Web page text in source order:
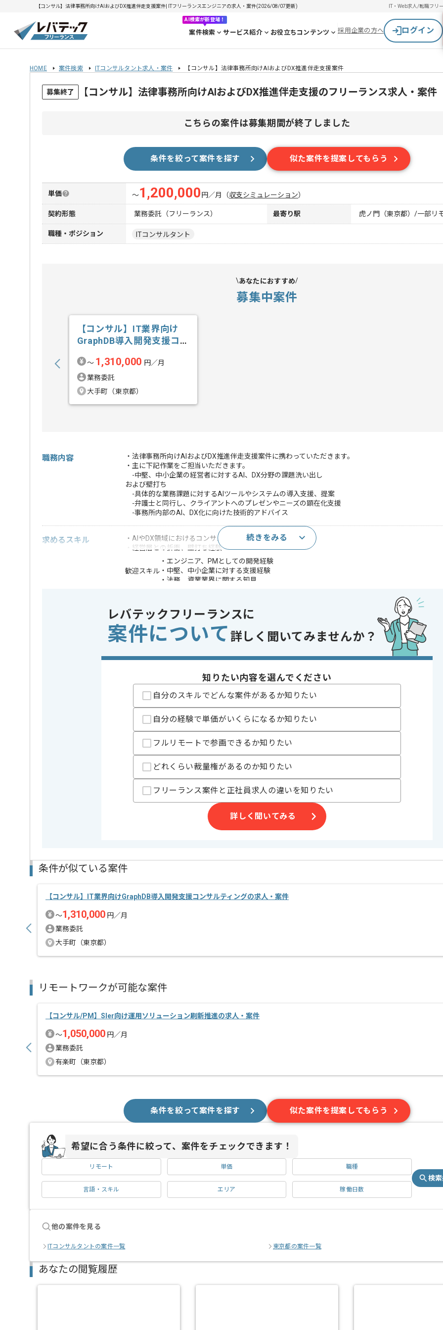
【コンサル】法律事務所向けAIおよびDX推進伴走支援案件| ITフリーランスエンジニアの求人・案件(2026/08/07更新) IT・Web求人/転職フリ
AI検索が新登場！
案件検索 サービス紹介 お役立ちコンテンツ 採用企業の方へ ログイン
HOME 案件検索 ITコンサルタント求人・案件 【コンサル】法律事務所向けAIおよびDX推進伴走支援案件
募集終了 【コンサル】法律事務所向けAIおよびDX推進伴走支援のフリーランス求人・案件
こちらの案件は募集期間が終了しました
条件を絞って案件を探す 似た案件を提案してもらう
単価 〜1,200,000 円／月 （収支シミュレーション）
契約形態 業務委託（フリーランス） 最寄り駅 虎ノ門（東京都）/一部リ
職種・ポジション ITコンサルタント
あなたにおすすめ
募集中案件
【コンサル】IT業界向け
GraphDB導入開発支援コン
〜 1,310,000 円／月
業務委託
大手町（東京都）
職務内容
・法律事務所向けAIおよびDX推進伴走支援案件に携わっていただきます。
・主に下記作業をご担当いただきます。
-中堅、中小企業の経営者に対するAI、DX分野の課題洗い出し
および壁打ち
-具体的な業務課題に対するAIツールやシステムの導入支援、提案
-弁護士と同行し、クライアントへのプレゼンやニーズの顕在化支援
-事務所内部のAI、DX化に向けた技術的アドバイス
求めるスキル
・AIやDX領域におけるコンサルティング経験
・経営層との折衝、壁打ち経験
歓迎スキル
・エンジニア、PMとしての開発経験
・中堅、中小企業に対する支援経験
・法務、資業業界に関する知見
この案件のポイント 特徴
20代活躍中 , 30代活躍中 , 40代活躍中 , 長期プロジェクト , 急募 , BtoB向け , 新技術
日から可能
15日
法律事務所の運営事業を展開している企業でございます。
今回は法律事務所向けAIおよびDX推進伴走支援案件
コンサルとしての実務経験を活かしたい方にお勧めです。
基本的には一部リモートでの作業を見込んでおります。
続きをみる
レバテックフリーランスに
案件について 詳しく聞いてみませんか？
知りたい内容を選んでください
自分のスキルでどんな案件があるか知りたい
自分の経験で単価がいくらになるか知りたい
フルリモートで参画できるか知りたい
どれくらい裁量権があるのか知りたい
フリーランス案件と正社員求人の違いを知りたい
詳しく聞いてみる
条件が似ている案件
【コンサル】IT業界向けGraphDB導入開発支援コンサルティングの求人・案件
〜1,310,000 円／月
業務委託
大手町（東京都）
リモートワークが可能な案件
【コンサル/PM】SIer向け運用ソリューション刷新推進の求人・案件
〜1,050,000 円／月
業務委託
有楽町（東京都）
条件を絞って案件を探す 似た案件を提案してもらう
希望に合う条件に絞って、案件をチェックできます！
リモート 単価 職種
言語・スキル エリア 稼働日数
検
他の案件を見る
ITコンサルタントの案件一覧 東京都の案件一覧
あなたの閲覧履歴